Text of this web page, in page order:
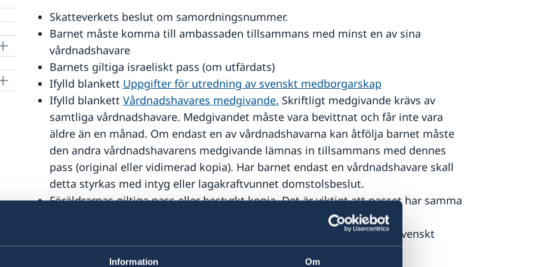
Information Om
Skatteverkets beslut om samordningsnummer.
Barnet måste komma till ambassaden tillsammans med minst en av sina
vårdnadshavare
Barnets giltiga israeliskt pass (om utfärdats)
Ifylld blankett Uppgifter för utredning av svenskt medborgarskap
Ifylld blankett Vårdnadshavares medgivande. Skriftligt medgivande krävs av
samtliga vårdnadshavare. Medgivandet måste vara bevittnat och får inte vara
äldre än en månad. Om endast en av vårdnadshavarna kan åtfölja barnet måste
den andra vårdnadshavarens medgivande lämnas in tillsammans med dennes
pass (original eller vidimerad kopia). Har barnet endast en vårdnadshavare skall
detta styrkas med intyg eller lagakraftvunnet domstolsbeslut.
Föräldrarnas giltiga pass eller bestyrkt kopia. Det är viktigt att passet har samma
Handling som visar föräldraskapet, t.ex. israeliskt födelsebevis eller svenskt
personbevis.